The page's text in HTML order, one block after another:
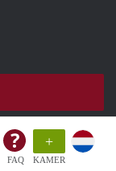
FAQ
+
KAMER